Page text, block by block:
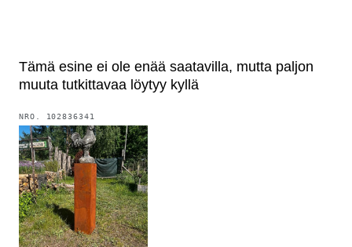
Tämä esine ei ole enää saatavilla, mutta paljon
muuta tutkittavaa löytyy kyllä
NRO. 102836341